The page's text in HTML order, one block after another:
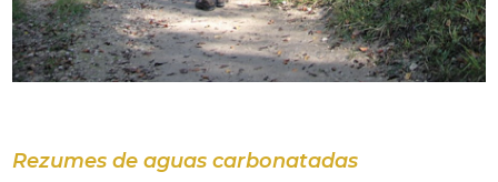
Rezumes de aguas carbonatadas